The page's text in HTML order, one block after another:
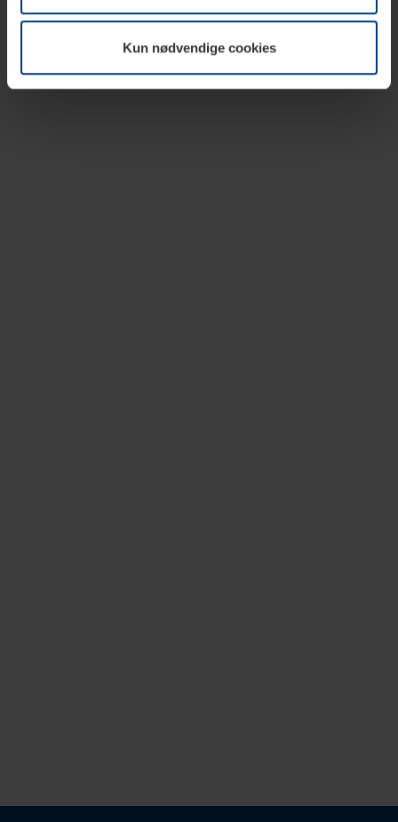
informasjonskapselen på sidenPersonvernerklæringpå
Kun nødvendige cookies